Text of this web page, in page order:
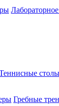
столы
Гребные